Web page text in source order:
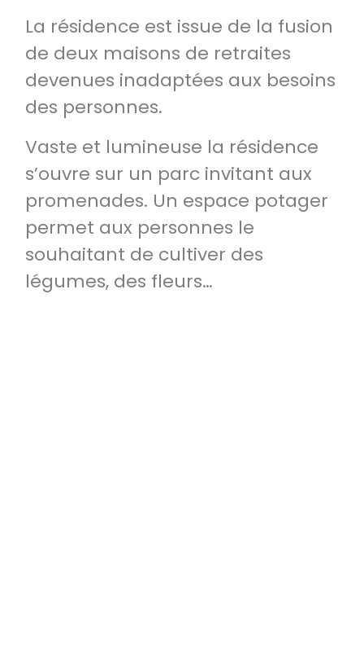
La résidence est issue de la fusion
de deux maisons de retraites
devenues inadaptées aux besoins
des personnes.
Vaste et lumineuse la résidence
s’ouvre sur un parc invitant aux
promenades. Un espace potager
permet aux personnes le
souhaitant de cultiver des
légumes, des fleurs…